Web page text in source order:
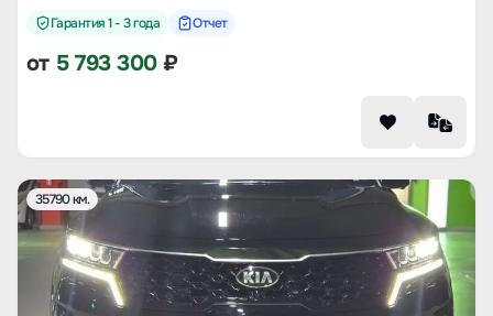
Гарантия 1 - 3 года Отчет
от 5 793 300₽
35790 км.